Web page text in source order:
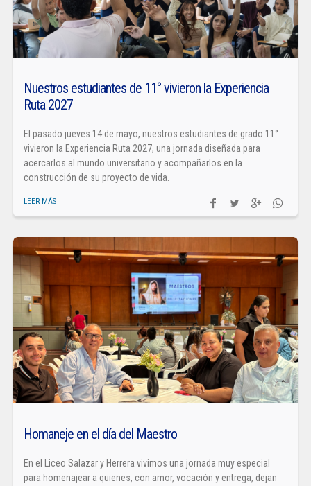
Nuestros estudiantes de 11° vivieron la Experiencia
Ruta 2027
El pasado jueves 14 de mayo, nuestros estudiantes de grado 11°
vivieron la Experiencia Ruta 2027, una jornada diseñada para
acercarlos al mundo universitario y acompañarlos en la
construcción de su proyecto de vida.
LEER MÁS
Homaneje en el día del Maestro
En el Liceo Salazar y Herrera vivimos una jornada muy especial
para homenajear a quienes, con amor, vocación y entrega, dejan